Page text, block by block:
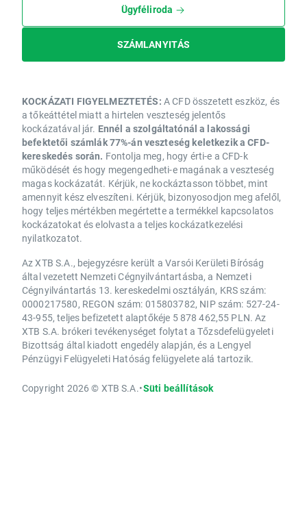
Ügyféliroda
SZÁMLANYITÁS
KOCKÁZATI FIGYELMEZTETÉS: A CFD összetett eszköz, és
a tőkeáttétel miatt a hirtelen veszteség jelentős
kockázatával jár. Ennél a szolgáltatónál a lakossági
befektetői számlák 77%-án veszteség keletkezik a CFD-
kereskedés során. Fontolja meg, hogy érti-e a CFD-k
működését és hogy megengedheti-e magának a veszteség
magas kockázatát. Kérjük, ne kockáztasson többet, mint
amennyit kész elveszíteni. Kérjük, bizonyosodjon meg afelől,
hogy teljes mértékben megértette a termékkel kapcsolatos
kockázatokat és elolvasta a teljes kockázatkezelési
nyilatkozatot.
Az XTB S.A., bejegyzésre került a Varsói Kerületi Bíróság
által vezetett Nemzeti Cégnyilvántartásba, a Nemzeti
Cégnyilvántartás 13. kereskedelmi osztályán, KRS szám:
0000217580, REGON szám: 015803782, NIP szám: 527-24-
43-955, teljes befizetett alaptőkéje 5 878 462,55 PLN. Az
XTB S.A. brókeri tevékenységet folytat a Tőzsdefelügyeleti
Bizottság által kiadott engedély alapján, és a Lengyel
Pénzügyi Felügyeleti Hatóság felügyelete alá tartozik.
Copyright 2026 © XTB S.A.•Süti beállítások